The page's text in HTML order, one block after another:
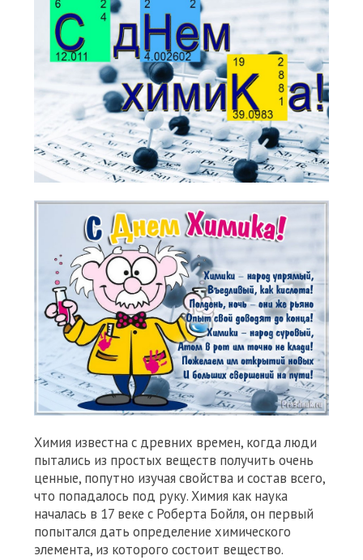
Химия известна с древних времен, когда люди
пытались из простых веществ получить очень
ценные, попутно изучая свойства и состав всего,
что попадалось под руку. Химия как наука
началась в 17 веке с Роберта Бойля, он первый
попытался дать определение химического
элемента, из которого состоит вещество.